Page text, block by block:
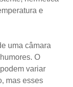
e
uma câmara
O
variar
mas esses